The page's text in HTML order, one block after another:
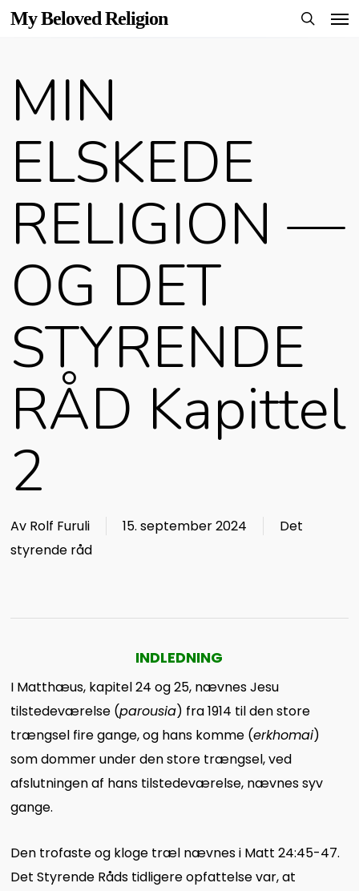
Skip
content
My Beloved Religion
MIN
ELSKEDE
RELIGION —
OG DET
STYRENDE
RÅD Kapittel
2
Av Rolf Furuli 15. september 2024
Det
styrende råd
INDLEDNING
I Matthæus, kapitel 24 og 25, nævnes Jesu
tilstedeværelse (parousia) fra 1914 til den store
trængsel fire gange, og hans komme (erkhomai)
som dommer under den store trængsel, ved
afslutningen af hans tilstedeværelse, nævnes syv
gange.
Den trofaste og kloge træl nævnes i Matt 24:45-47.
Det Styrende Råds tidligere opfattelse var, at